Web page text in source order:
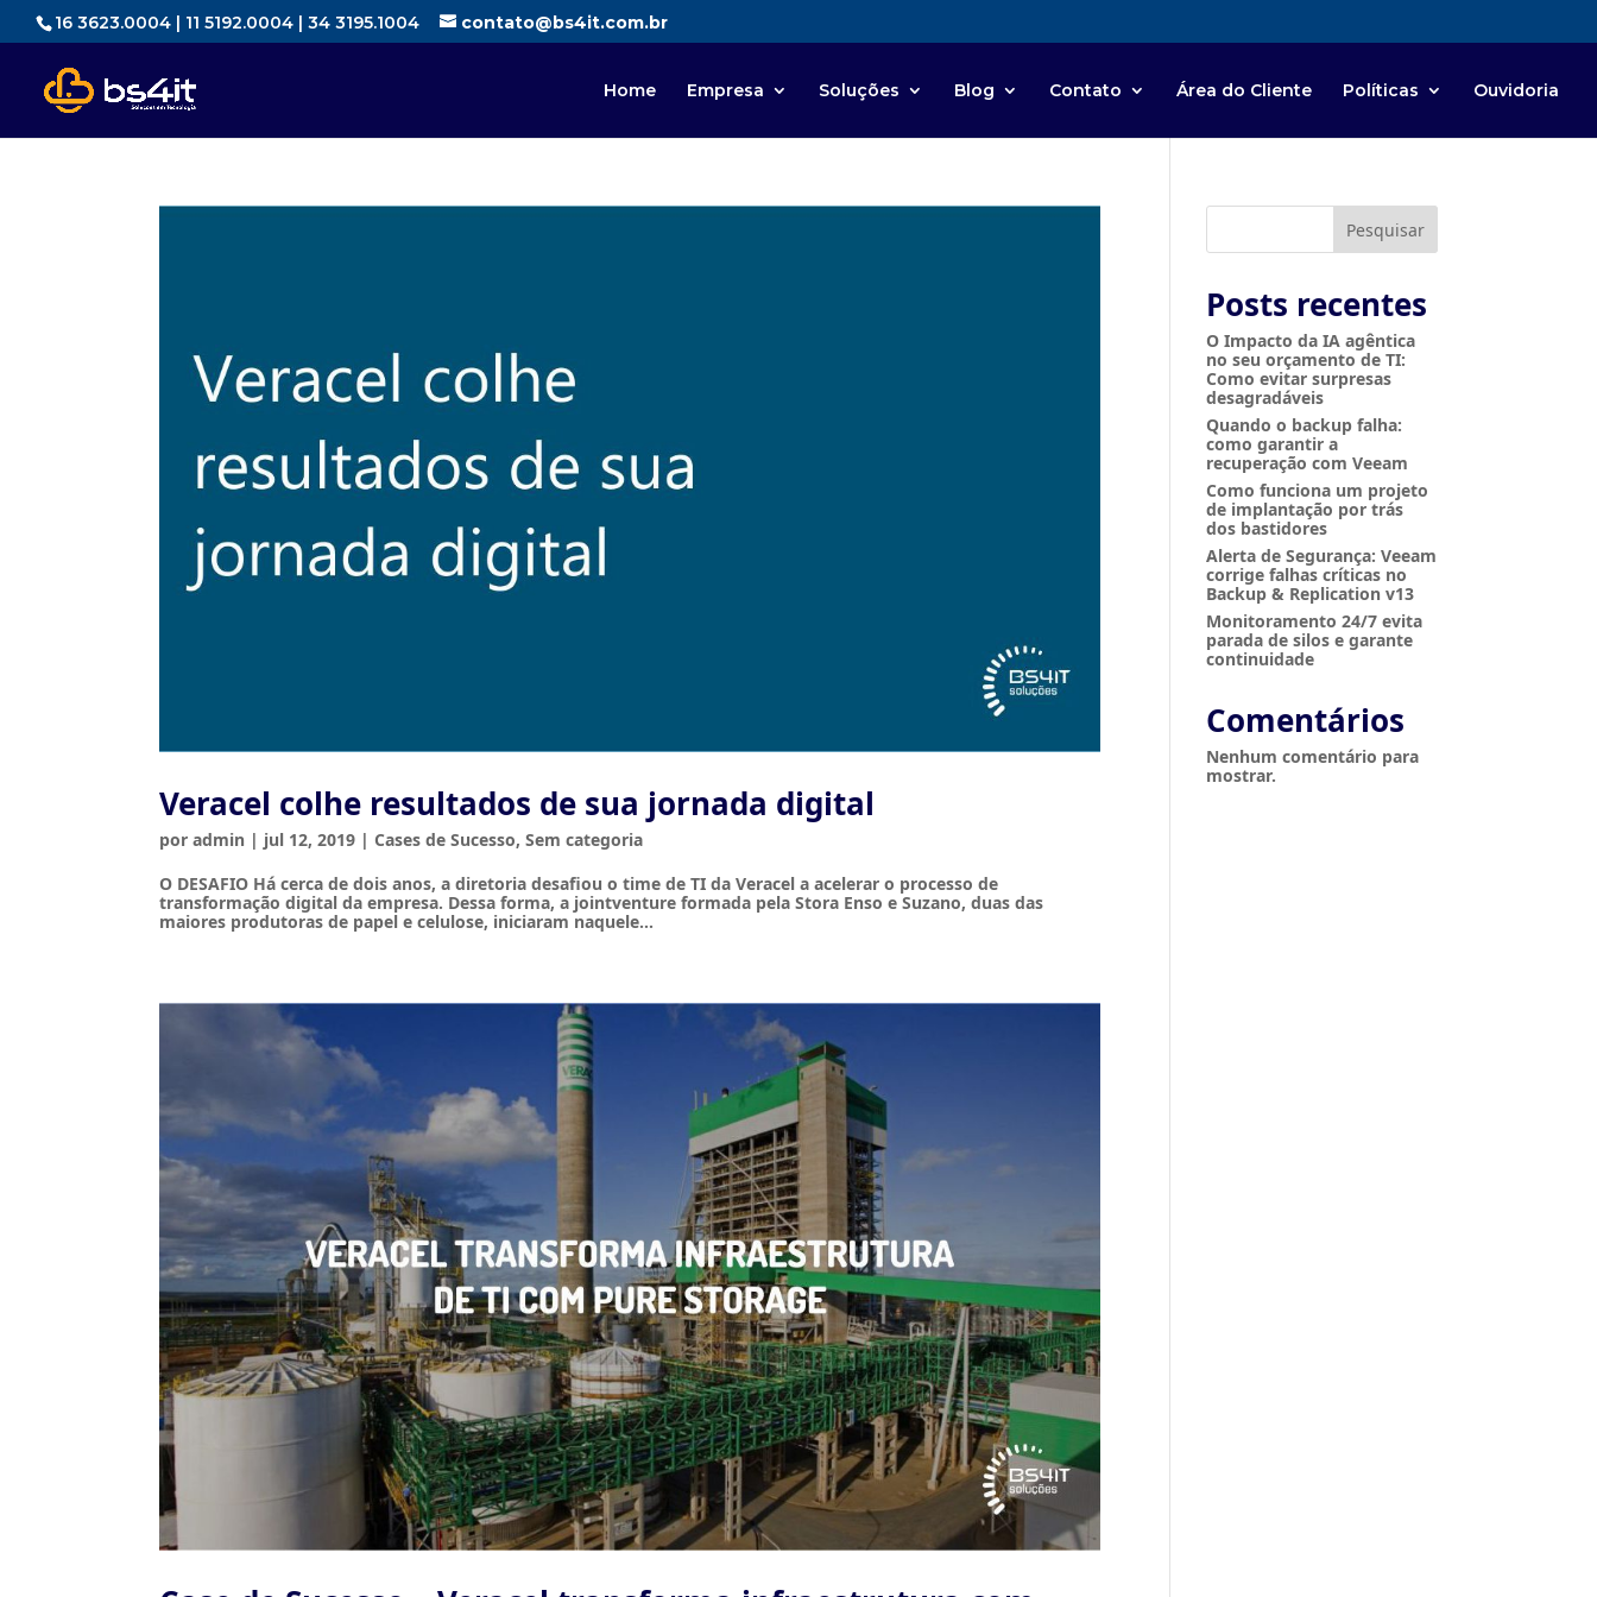
16 3623.0004 | 11 5192.0004 | 34 3195.1004 contato@bs4it.com.br
Home Empresa Soluções Blog Contato Área do Cliente Políticas Ouvidoria
Veracel colhe resultados de sua jornada digital
poradmin | jul 12, 2019 | Cases de Sucesso,Sem categoria
O DESAFIO Há cerca de dois anos, a diretoria desafiou o time de TI da Veracel a acelerar o processo de
transformação digital da empresa. Dessa forma, a jointventure formada pela Stora Enso e Suzano, duas das
maiores produtoras de papel e celulose, iniciaram naquele...
Pesquisar
Posts recentes
O Impacto da IA agêntica
no seu orçamento de TI:
Como evitar surpresas
desagradáveis
Quando o backup falha:
como garantir a
recuperação com Veeam
Como funciona um projeto
de implantação por trás
dos bastidores
Alerta de Segurança: Veeam
corrige falhas críticas no
Backup & Replication v13
Monitoramento 24/7 evita
parada de silos e garante
continuidade
Comentários
Nenhum comentário para
mostrar.